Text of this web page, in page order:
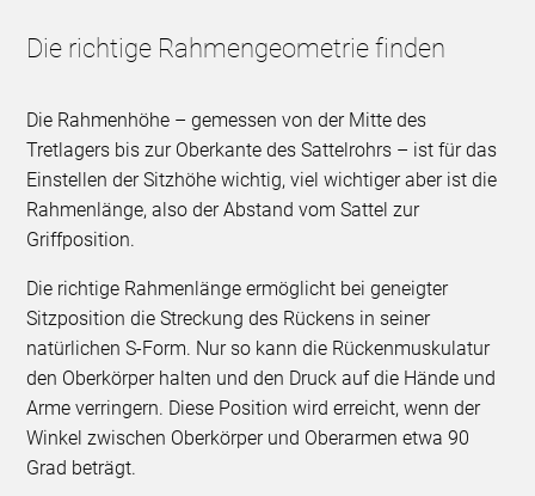
Die richtige Rahmengeometrie finden
Die Rahmenhöhe – gemessen von der Mitte des
Tretlagers bis zur Oberkante des Sattelrohrs – ist für das
Einstellen der Sitzhöhe wichtig, viel wichtiger aber ist die
Rahmenlänge, also der Abstand vom Sattel zur
Griffposition.
Die richtige Rahmenlänge ermöglicht bei geneigter
Sitzposition die Streckung des Rückens in seiner
natürlichen S-Form. Nur so kann die Rückenmuskulatur
den Oberkörper halten und den Druck auf die Hände und
Arme verringern. Diese Position wird erreicht, wenn der
Winkel zwischen Oberkörper und Oberarmen etwa 90
Grad beträgt.